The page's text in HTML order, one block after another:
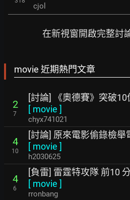
cjol
在新視窗開啟完整討
movie 近期熱門文章
2
7
[討論] 《奧德賽》突破10
[ movie ]
chyx741021
4
10
[討論] 原來電影偷錄檢舉
[ movie ]
h2030625
4
6
[負雷] 雷霆特攻隊 前10
[ movie ]
rronbang